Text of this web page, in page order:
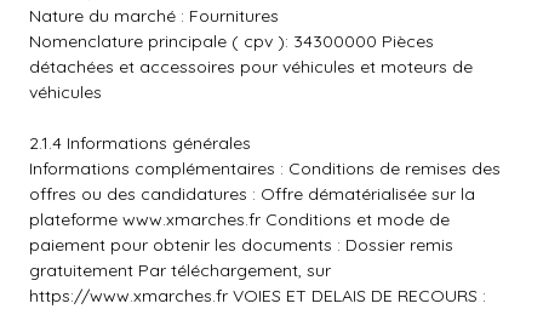
Nature du marché : Fournitures
Nomenclature principale ( cpv ): 34300000 Pièces
détachées et accessoires pour véhicules et moteurs de
véhicules
2.1.4 Informations générales
Informations complémentaires : Conditions de remises des
offres ou des candidatures : Offre dématérialisée sur la
plateforme www.xmarches.fr Conditions et mode de
paiement pour obtenir les documents : Dossier remis
gratuitement Par téléchargement, sur
https://www.xmarches.fr VOIES ET DELAIS DE RECOURS :